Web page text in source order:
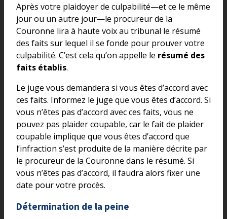
Après votre plaidoyer de culpabilité—et ce le même
jour ou un autre jour—le procureur de la
Couronne lira à haute voix au tribunal le résumé
des faits sur lequel il se fonde pour prouver votre
culpabilité. C’est cela qu’on appelle le résumé des
faits établis.
Le juge vous demandera si vous êtes d’accord avec
ces faits. Informez le juge que vous êtes d’accord. Si
vous n’êtes pas d’accord avec ces faits, vous ne
pouvez pas plaider coupable, car le fait de plaider
coupable implique que vous êtes d’accord que
l’infraction s’est produite de la manière décrite par
le procureur de la Couronne dans le résumé. Si
vous n’êtes pas d’accord, il faudra alors fixer une
date pour votre procès.
Détermination de la peine